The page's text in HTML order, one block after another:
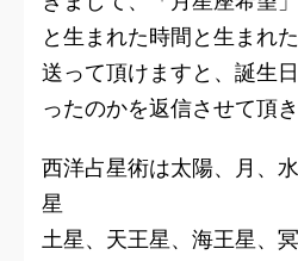
と生まれた時間と生まれ
送って頂けますと、誕生
ったのかを返信させて頂き
西洋占星術は太陽、月、
星
土星、天王星、海王星、